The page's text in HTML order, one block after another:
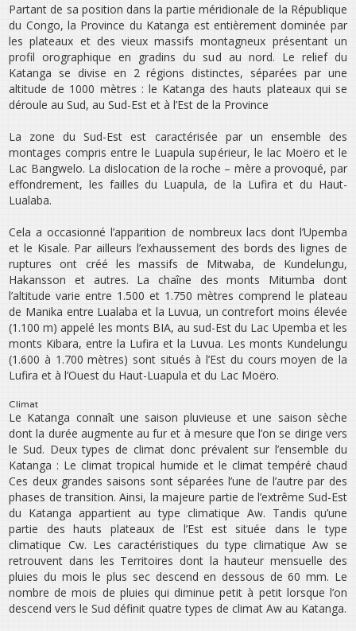
Partant de sa position dans la partie méridionale de la République
du Congo, la Province du Katanga est entièrement dominée par
les plateaux et des vieux massifs montagneux présentant un
profil orographique en gradins du sud au nord. Le relief du
Katanga se divise en 2 régions distinctes, séparées par une
altitude de 1000 mètres : le Katanga des hauts plateaux qui se
déroule au Sud, au Sud-Est et à l’Est de la Province
La zone du Sud-Est est caractérisée par un ensemble des
montages compris entre le Luapula supérieur, le lac Moëro et le
Lac Bangwelo. La dislocation de la roche – mère a provoqué, par
effondrement, les failles du Luapula, de la Lufira et du Haut-
Lualaba.
Cela a occasionné l’apparition de nombreux lacs dont l’Upemba
et le Kisale. Par ailleurs l’exhaussement des bords des lignes de
ruptures ont créé les massifs de Mitwaba, de Kundelungu,
Hakansson et autres. La chaîne des monts Mitumba dont
l’altitude varie entre 1.500 et 1.750 mètres comprend le plateau
de Manika entre Lualaba et la Luvua, un contrefort moins élevée
(1.100 m) appelé les monts BIA, au sud-Est du Lac Upemba et les
monts Kibara, entre la Lufira et la Luvua. Les monts Kundelungu
(1.600 à 1.700 mètres) sont situés à l’Est du cours moyen de la
Lufira et à l’Ouest du Haut-Luapula et du Lac Moëro.
Climat
Le Katanga connaît une saison pluvieuse et une saison sèche
dont la durée augmente au fur et à mesure que l’on se dirige vers
le Sud. Deux types de climat donc prévalent sur l’ensemble du
Katanga : Le climat tropical humide et le climat tempéré chaud
Ces deux grandes saisons sont séparées l’une de l’autre par des
phases de transition. Ainsi, la majeure partie de l’extrême Sud-Est
du Katanga appartient au type climatique Aw. Tandis qu’une
partie des hauts plateaux de l’Est est située dans le type
climatique Cw. Les caractéristiques du type climatique Aw se
retrouvent dans les Territoires dont la hauteur mensuelle des
pluies du mois le plus sec descend en dessous de 60 mm. Le
nombre de mois de pluies qui diminue petit à petit lorsque l’on
descend vers le Sud définit quatre types de climat Aw au Katanga.